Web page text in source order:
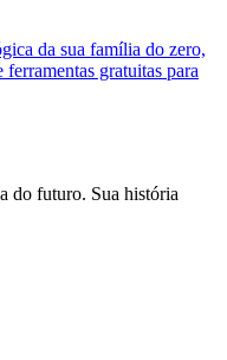
da sua família do zero,
gratuitas para
do futuro. Sua história